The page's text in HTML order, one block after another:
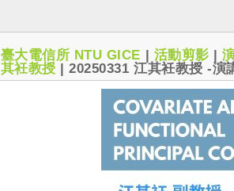
臺大電信所 NTU GICE | 活動剪影 |
其衽教授 |20250331 江其衽教授 -演